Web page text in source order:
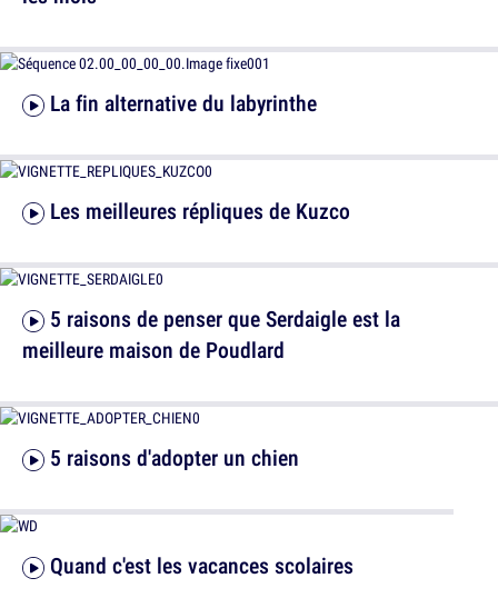
Les meilleures répliques de Kuzco
5 raisons d'adopter un chien
La fin alternative du labyrinthe
meilleure maison de Poudlard
Quand c'est les vacances scolaires